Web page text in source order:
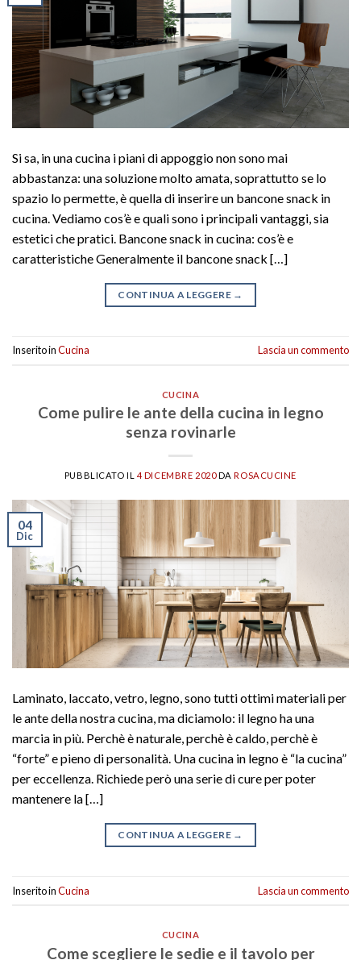
Si sa, in una cucina i piani di appoggio non sono mai
abbastanza: una soluzione molto amata, soprattutto se lo
spazio lo permette, è quella di inserire un bancone snack in
cucina. Vediamo cos’è e quali sono i principali vantaggi, sia
estetici che pratici. Bancone snack in cucina: cos’è e
caratteristiche Generalmente il bancone snack […]
CONTINUA A LEGGERE →
Inserito inCucina Lascia un commento
CUCINA
Come pulire le ante della cucina in legno
senza rovinarle
PUBBLICATO IL 4 DICEMBRE 2020DAROSACUCINE
04
Dic
Laminato, laccato, vetro, legno, sono tutti ottimi materiali per
le ante della nostra cucina, ma diciamolo: il legno ha una
marcia in più. Perchè è naturale, perchè è caldo, perchè è
“forte” e pieno di personalità. Una cucina in legno è “la cucina”
per eccellenza. Richiede però una serie di cure per poter
mantenere la […]
CONTINUA A LEGGERE →
Inserito inCucina Lascia un commento
CUCINA
Come scegliere le sedie e il tavolo per